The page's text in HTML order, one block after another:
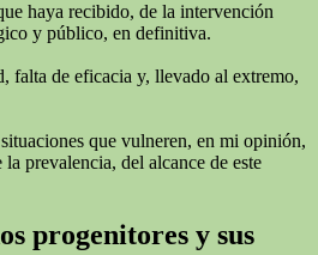
haya recibido, de la intervención
y público, en definitiva.
falta de eficacia y, llevado al extremo,
que vulneren, en mi opinión,
prevalencia, del alcance de este
progenitores y sus